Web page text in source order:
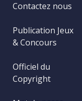
Contactez nous
Publication Jeux
& Concours
Officiel du
Copyright